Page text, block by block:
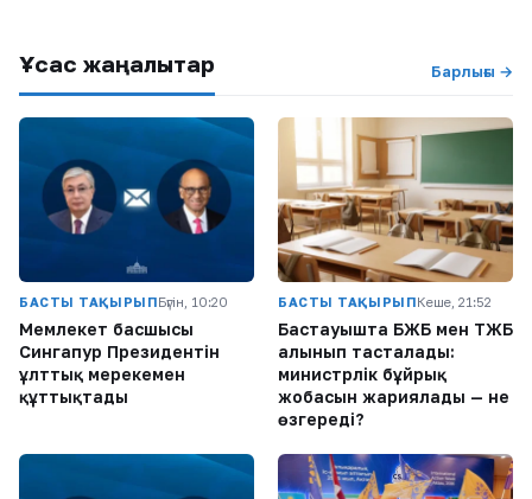
Ұқсас жаңалықтар Барлығы →
БАСТЫ ТАҚЫРЫПБүгін, 10:20
Мемлекет басшысы
Сингапур Президентін
ұлттық мерекемен
құттықтады
БАСТЫ ТАҚЫРЫПКеше, 21:52
Бастауышта БЖБ мен ТЖБ
алынып тасталады:
министрлік бұйрық
жобасын жариялады — не
өзгереді?